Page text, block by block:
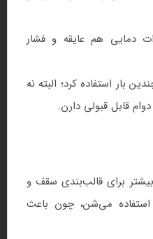
دمایی هم عایقه و فشار
بار استفاده کرد؛ البته نه
دوام قابل قبولی دارن.
بیشتر برای قالب‌بندی سقف و
می‌شن، چون باعث